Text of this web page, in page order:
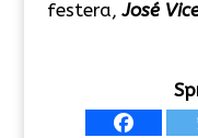
festera,José